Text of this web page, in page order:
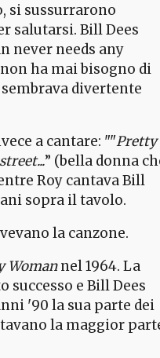
si sussurrarono
salutarsi. Bill Dees
never needs any
ha mai bisogno di
divertente
a cantare: ""Pretty
” (bella donna
Roy cantava Bill
sopra il tavolo.
la canzone.
Womannel 1964. La
successo e Bill Dees
'90 la sua parte dei
la maggior